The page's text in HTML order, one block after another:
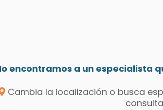
encontramos a un especialista
Cambia la localización o busca